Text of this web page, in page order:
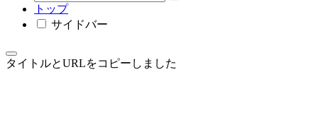
トップ
サイドバー
タイトルとURLをコピーしました